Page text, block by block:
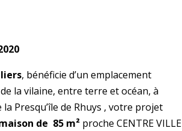
, bénéficie d’un emplacement
la vilaine, entre terre et océan, à
Presqu’île de Rhuys , votre projet
de 85 m² proche CENTRE VILLE